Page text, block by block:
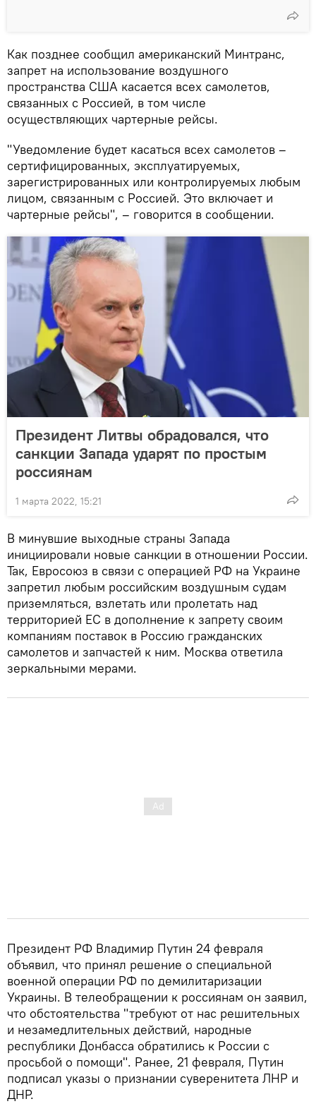
Как позднее сообщил американский Минтранс,
запрет на использование воздушного
пространства США касается всех самолетов,
связанных с Россией, в том числе
осуществляющих чартерные рейсы.
"Уведомление будет касаться всех самолетов –
сертифицированных, эксплуатируемых,
зарегистрированных или контролируемых любым
лицом, связанным с Россией. Это включает и
чартерные рейсы", – говорится в сообщении.
Президент Литвы обрадовался, что
санкции Запада ударят по простым
россиянам
1 марта 2022, 15:21
В минувшие выходные страны Запада
инициировали новые санкции в отношении России.
Так, Евросоюз в связи с операцией РФ на Украине
запретил любым российским воздушным судам
приземляться, взлетать или пролетать над
территорией ЕС в дополнение к запрету своим
компаниям поставок в Россию гражданских
самолетов и запчастей к ним. Москва ответила
зеркальными мерами.
Президент РФ Владимир Путин 24 февраля
объявил, что принял решение о специальной
военной операции РФ по демилитаризации
Украины. В телеобращении к россиянам он заявил,
что обстоятельства "требуют от нас решительных
и незамедлительных действий, народные
республики Донбасса обратились к России с
просьбой о помощи". Ранее, 21 февраля, Путин
подписал указы о признании суверенитета ЛНР и
ДНР.